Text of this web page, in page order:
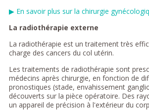
▶ En savoir plus sur la chirurgie
La radiothérapie externe
La radiothérapie est un traitement très
charge des cancers du col utérin.
Les traitements de radiothérapie sont
médecins après chirurgie, en fonction de
pronostiques (stade, envahissement
découverts sur la pièce opératoire. Des
un appareil de précision à l'extérieur du